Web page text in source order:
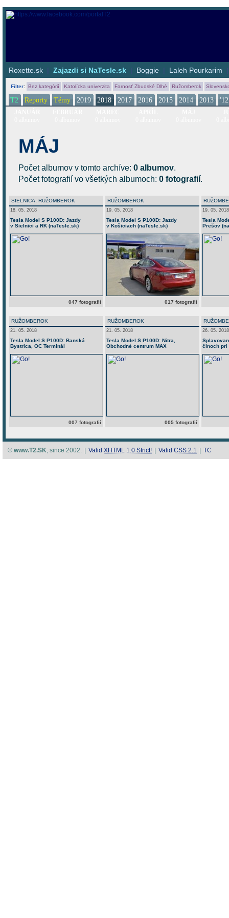
Roxette.sk | Zajazdi si NaTesle.sk | Boggie | Laleh Pourkarim
Filter: Bez kategórií Katolícka univerzita Farnosť Zbudské Dlhé Ružomberok
T2 Reporty Témy 2019 2018 2017 2016 2015 2014 2013 '12
MÁJ
Počet albumov v tomto archíve: 0 albumov.
Počet fotografií vo všetkých albumoch: 0 fotografií.
SIELNICA, RUŽOMBEROK
18. 05. 2018
Tesla Model S P100D: Jazdy
v Sielnici a RK (naTesle.sk)
047 fotografií
RUŽOMBEROK
19. 05. 2018
Tesla Model S P100D: Jazdy
v Košiciach (naTesle.sk)
017 fotografií
19. 05. 2018
Tesla
Prešov
RUŽOMBEROK
21. 05. 2018
Tesla Model S P100D: Banská
Bystrica, OC Terminál
007 fotografií
RUŽOMBEROK
21. 05. 2018
Tesla Model S P100D: Nitra,
Obchodné centrum MAX
005 fotografií
26. 05. 2018
člnoch pri
© www.T2.SK, since 2002. Valid XHTML 1.0 Strict! Valid CSS 2.1